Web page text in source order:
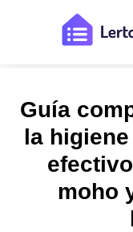
Guía
la
moho